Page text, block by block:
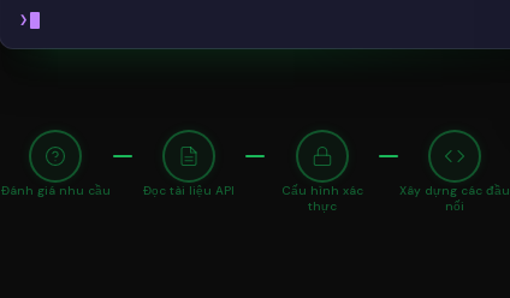
Đánh giá nhu cầu Đọc tài liệu API
Cấu hình xác
thực
Xây dựng các đầu
nối